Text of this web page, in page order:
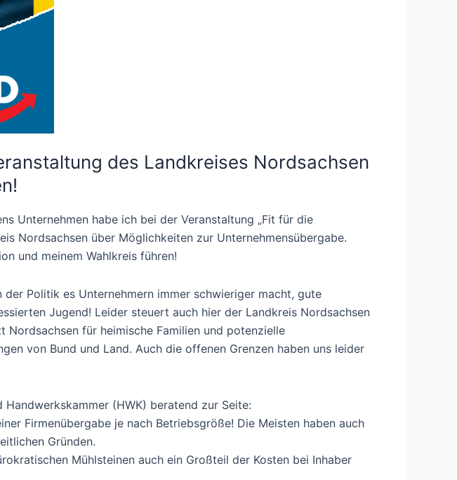
des Landkreises Nordsachsen
Unternehmen habe ich bei der Veranstaltung „Fit für die
Nordsachsen über Möglichkeiten zur Unternehmensübergabe.
und meinem Wahlkreis führen!
Politik es Unternehmern immer schwieriger macht, gute
Jugend! Leider steuert auch hier der Landkreis Nordsachsen
für heimische Familien und potenzielle
von Bund und Land. Auch die offenen Grenzen haben uns leider
(HWK) beratend zur Seite:
Firmenübergabe je nach Betriebsgröße! Die Meisten haben auch
Gründen.
Mühlsteinen auch ein Großteil der Kosten bei Inhaber